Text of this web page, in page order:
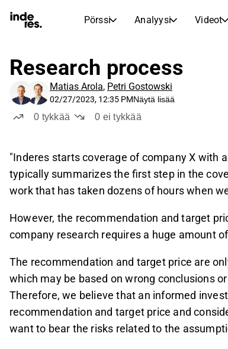
Pörssi Analyysi Videot
Pörssi
Aamukatsaus
Pörssikalenteri
Osinkokalenteri
Analyysi
Artikkelit
Mallisalkku
Inderesin mallisalkku
Femme
Transkriptit
Tuloskausi
Virtuaalinen
Korkoa korolle -laskuri
Research process
Matias Arola, Petri Gostowski
02/27/2023, 12:35 PMNäytä lisää
0 tykkää 0 ei tykkää
"Inderes starts coverage of company X with
typically summarizes the first step in the
work that has taken dozens of hours when
However, the recommendation and target
company research requires a huge amount
The recommendation and target price are
which may be based on wrong conclusions
Therefore, we believe that an informed
recommendation and target price and
want to bear the risks related to the